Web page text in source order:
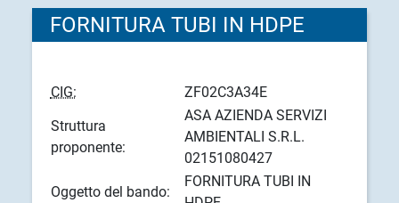
FORNITURA TUBI IN HDPE
CIG:
ZF02C3A34E
Struttura
proponente:
ASA AZIENDA SERVIZI
AMBIENTALI S.R.L.
02151080427
Oggetto del bando:
FORNITURA TUBI IN